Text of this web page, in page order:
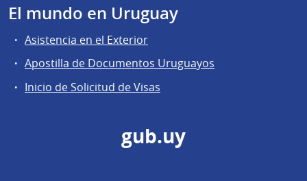
El mundo en Uruguay
Asistencia en el Exterior
Apostilla de Documentos Uruguayos
Inicio de Solicitud de Visas
gub.uy